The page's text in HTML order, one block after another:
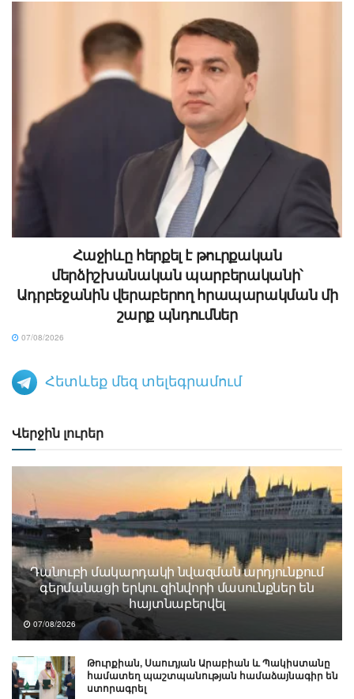
Հաջիևը հերքել է թուրքական
մերձիշխանական պարբերականի՝
Ադրբեջանին վերաբերող հրապարակման մի
շարք պնդումներ
07/08/2026
Հետևեք մեզ տելեգրամում
Վերջին լուրեր
Դանուբի մակարդակի նվազման արդյունքում
գերմանացի երկու զինվորի մասունքներ են
հայտնաբերվել
07/08/2026
Թուրքիան, Սաուդյան Արաբիան և Պակիստանը
համատեղ պաշտպանության համաձայնագիր են
ստորագրել